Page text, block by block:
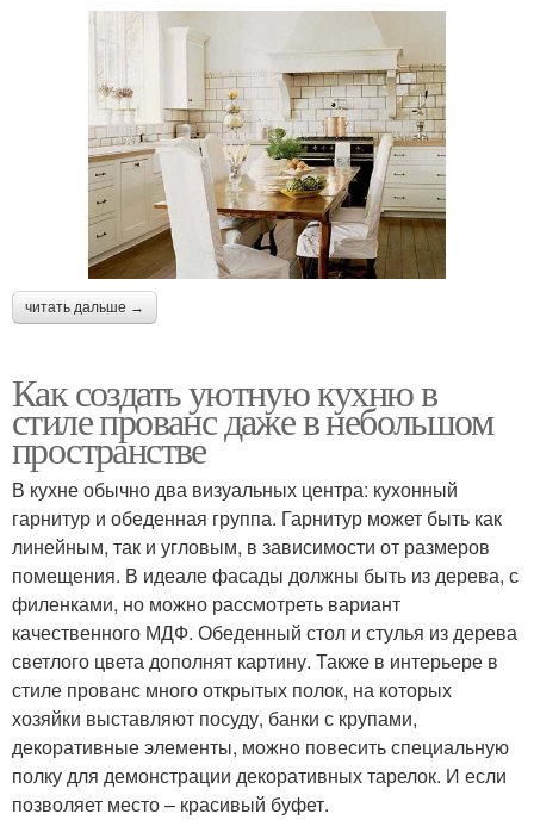
читать дальше →
Как создать уютную кухню в
стиле прованс даже в небольшом
пространстве
В кухне обычно два визуальных центра: кухонный
гарнитур и обеденная группа. Гарнитур может быть как
линейным, так и угловым, в зависимости от размеров
помещения. В идеале фасады должны быть из дерева, с
филенками, но можно рассмотреть вариант
качественного МДФ. Обеденный стол и стулья из дерева
светлого цвета дополнят картину. Также в интерьере в
стиле прованс много открытых полок, на которых
хозяйки выставляют посуду, банки с крупами,
декоративные элементы, можно повесить специальную
полку для демонстрации декоративных тарелок. И если
позволяет место – красивый буфет.